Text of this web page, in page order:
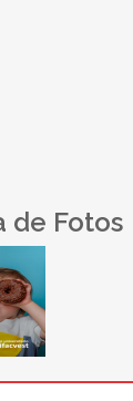
de Fotos